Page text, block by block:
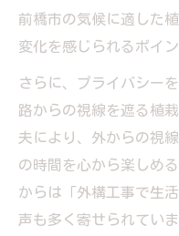
前橋市の気候に適した
変化を感じられるポイン
さらに、プライバシー
路からの視線を遮る植
夫により、外からの視
の時間を心から楽しめ
からは「外構工事で生
声も多く寄せられていま